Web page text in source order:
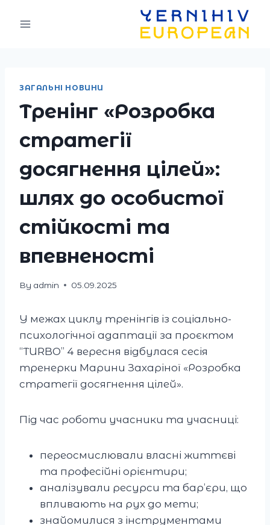
ЗАГАЛЬНІ НОВИНИ
Тренінг «Розробка
стратегії
досягнення цілей»:
шлях до особистої
стійкості та
впевненості
By admin 05.09.2025
У межах циклу тренінгів із соціально-
психологічної адаптації за проєктом
“TURBO” 4 вересня відбулася сесія
тренерки Марини Захаріної «Розробка
стратегії досягнення цілей».
Під час роботи учасники та учасниці:
переосмислювали власні життєві
та професійні орієнтири;
аналізували ресурси та бар’єри, що
впливають на рух до мети;
знайомилися з інструментами